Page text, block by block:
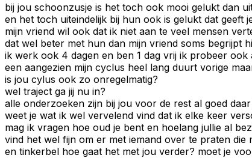
bij jou schoonzusje is het toch ook mooi gelukt dan
en het toch uiteindelijk bij hun ook is gelukt dat geeft
mijn vriend wil ook dat ik niet aan te veel mensen
dat wel beter met hun dan mijn vriend soms begrijpt
ik werk ook 4 dagen en ben 1 dag vrij ik probeer
een aangezien mijn cyclus heel lang duurt vorige
is jou cylus ook zo onregelmatig?
wel traject ga jij nu in?
alle onderzoeken zijn bij jou voor de rest al goed
weet je wat ik wel vervelend vind dat ik elke keer
mag ik vragen hoe oud je bent en hoelang jullie al
vind het wel fijn om er met iemand over te praten die
en tinkerbel hoe gaat het met jou verder? moet je